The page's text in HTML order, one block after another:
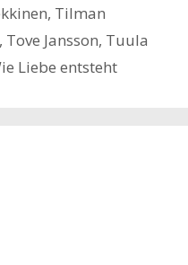
, Tilman
, Tove Jansson, Tuula
Liebe entsteht